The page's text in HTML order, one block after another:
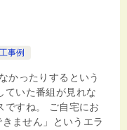
事例
かったりするという
ていた番組が見れな
ですね。 ご自宅にお
ません」というエラ